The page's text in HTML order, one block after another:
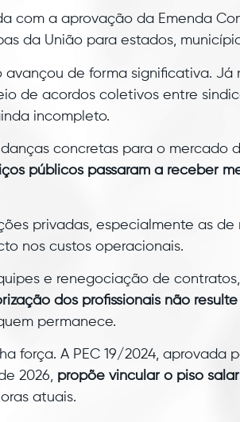
com a aprovação da Emenda
da União para estados,
de forma significativa. Já
de acordos coletivos entre
incompleto.
concretas para o mercado
públicos passaram a receber
privadas, especialmente as
nos custos operacionais.
e renegociação de
dos profissionais não
permanece.
força. A PEC 19/2024, aprovada
2026, propõe vincular o piso
atuais.